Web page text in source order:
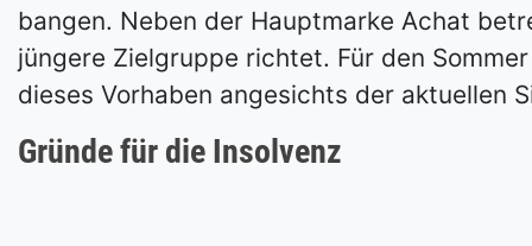
bangen. Neben der Hauptmarke Achat
jüngere Zielgruppe richtet. Für den
dieses Vorhaben angesichts der aktuellen
Gründe für die Insolvenz